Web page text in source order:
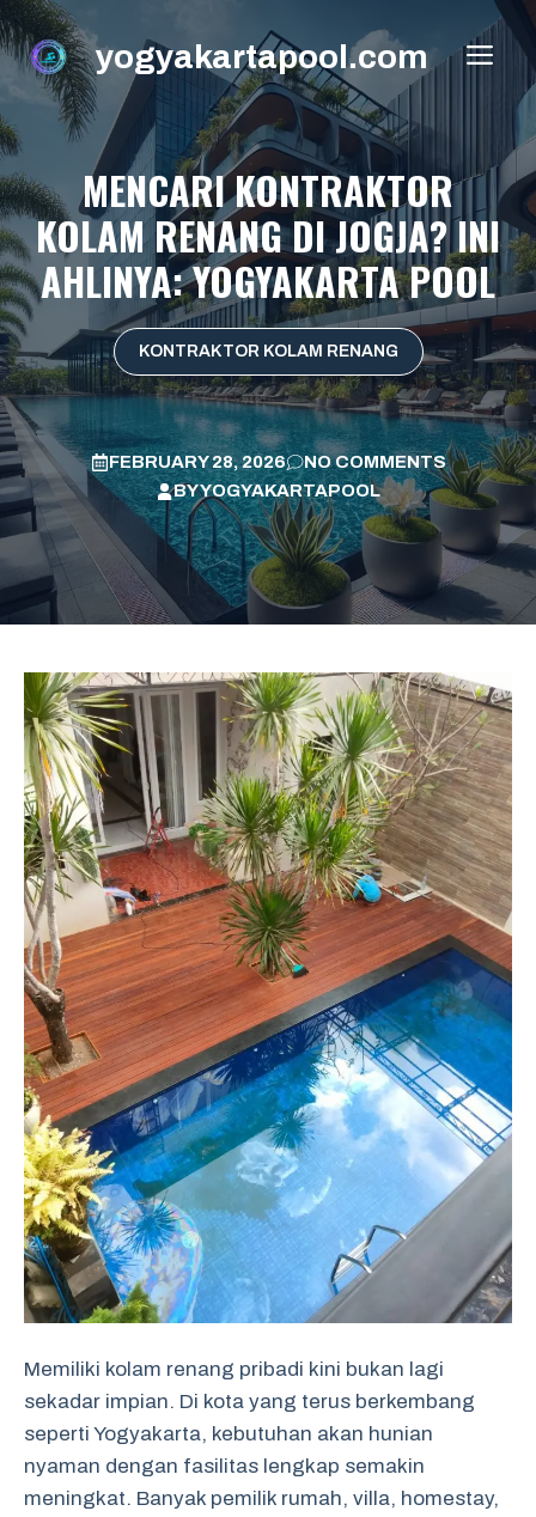
Skip
to
content
yogyakartapool.com
MENCARI KONTRAKTOR
KOLAM RENANG DI JOGJA? INI
AHLINYA: YOGYAKARTA POOL
KONTRAKTOR KOLAM RENANG
FEBRUARY 28, 2026
NO COMMENTS
BYYOGYAKARTAPOOL
Memiliki kolam renang pribadi kini bukan lagi
sekadar impian. Di kota yang terus berkembang
seperti Yogyakarta, kebutuhan akan hunian
nyaman dengan fasilitas lengkap semakin
meningkat. Banyak pemilik rumah, villa, homestay,